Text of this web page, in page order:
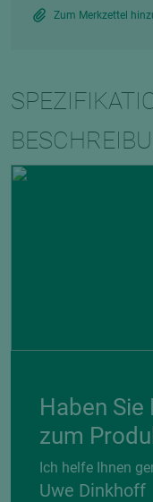
Zum Merkzettel
Haben Sie
zum
Ich helfe Ihnen
Uwe Dinkhoff